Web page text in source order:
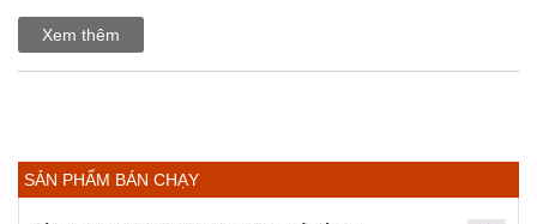
Xem thêm
SẢN PHẨM BÁN CHẠY